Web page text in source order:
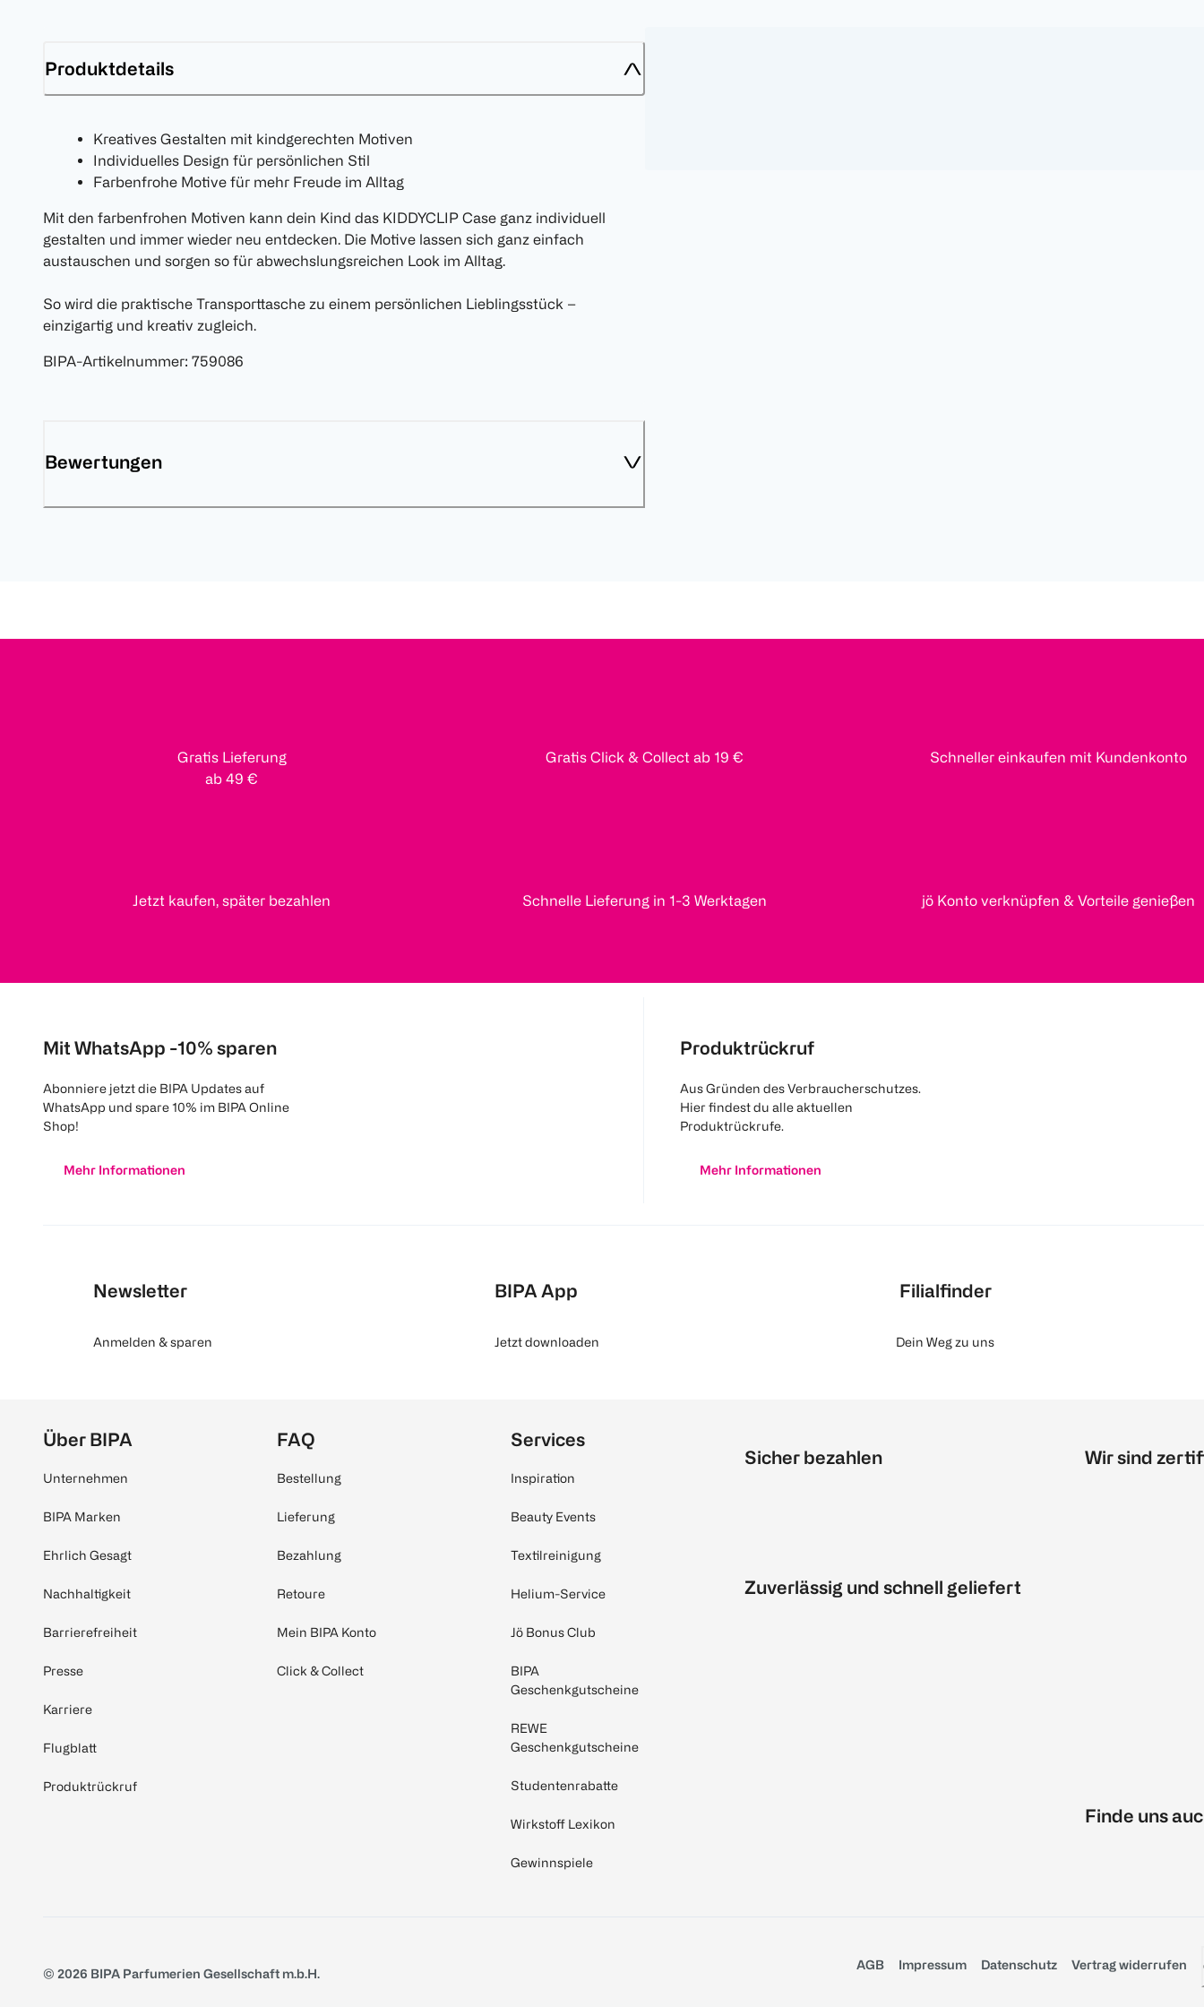
Produktdetails
Kreatives Gestalten mit kindgerechten Motiven
Individuelles Design für persönlichen Stil
Farbenfrohe Motive für mehr Freude im Alltag
Mit den farbenfrohen Motiven kann dein Kind das KIDDYCLIP Case ganz individuell
gestalten und immer wieder neu entdecken. Die Motive lassen sich ganz einfach
austauschen und sorgen so für abwechslungsreichen Look im Alltag.
So wird die praktische Transporttasche zu einem persönlichen Lieblingsstück –
einzigartig und kreativ zugleich.
BIPA-Artikelnummer: 759086
Bewertungen
Gratis Lieferung
ab 49 €
Gratis Click & Collect ab 19 € Schneller einkaufen mit Kundenkonto
Jetzt kaufen, später bezahlen Schnelle Lieferung in 1-3 Werktagen jö Konto verknüpfen & Vorteile genießen
Mit WhatsApp -10% sparen
Abonniere jetzt die BIPA Updates auf
WhatsApp und spare 10% im BIPA Online
Shop!
Mehr Informationen
Produktrückruf
Aus Gründen des Verbraucherschutzes.
Hier findest du alle aktuellen
Produktrückrufe.
Mehr Informationen
Newsletter
Anmelden & sparen
BIPA App
Jetzt downloaden
Filialfinder
Dein Weg zu uns
Über BIPA
Unternehmen
BIPA Marken
Ehrlich Gesagt
Nachhaltigkeit
Barrierefreiheit
Presse
Karriere
Flugblatt
Produktrückruf
FAQ
Bestellung
Lieferung
Bezahlung
Retoure
Mein BIPA Konto
Click & Collect
Services
Inspiration
Beauty Events
Textilreinigung
Helium-Service
Jö Bonus Club
BIPA
Geschenkgutscheine
REWE
Geschenkgutscheine
Studentenrabatte
Wirkstoff Lexikon
Gewinnspiele
Sicher bezahlen
Zuverlässig und schnell geliefert
Wir sind
Finde uns
© 2026 BIPA Parfumerien Gesellschaft m.b.H.
AGB Impressum Datenschutz Vertrag widerrufen